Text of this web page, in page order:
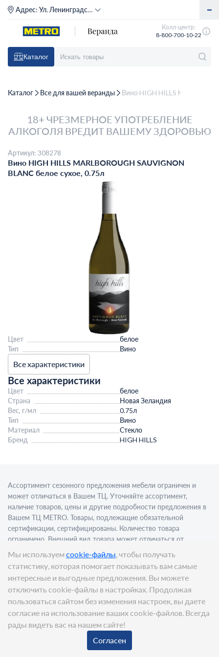
Адрес: Ул. Ленинградское шоссе, д. 71Г (м. Речной вокзал)
Колл-центр:
8-800-700-10-22
Каталог
Корзина
Каталог Все для вашей веранды Вино HIGH HILLS
18+ ЧРЕЗМЕРНОЕ УПОТРЕБЛЕНИЕ
АЛКОГОЛЯ ВРЕДИТ ВАШЕМУ ЗДОРОВЬЮ
Артикул: 308278
Вино HIGH HILLS MARLBOROUGH SAUVIGNON
BLANC белое сухое, 0.75л
Цвет
белое
Тип
Вино
Все характеристики
Все характеристики
Цвет
белое
Страна
Новая Зеландия
Вес, г/мл
0.75л
Тип
Вино
Материал
Стекло
Бренд
HIGH HILLS
Цена: 1 259
Ассортимент сезонного предложения мебели ограничен и
может отличаться в Вашем ТЦ. Уточняйте ассортимент,
наличие товаров, цены и другие подробности предложения в
Вашем ТЦ МЕТRО. Товары, подлежащие обязательной
сертификации, сертифицированы. Количество товара
ограничено. Внешний вид товара может отличаться от
изображения в рекламном материале. Для приобретения
алкогольной продукции для последующей реализации
требуется алкогольная лицензия. Представлен пример
сервировки в стационарном торговом объекте.
© METRO Cash and Carry Russia, 2026
Мы используем cookie-файлы, чтобы получать
статистику, которая помогает показывать вам самые
интересные и выгодные предложения. Вы можете
отключить cookie-файлы в настройках. Продолжая
пользоваться сайтом без изменения настроек, вы даете
согласие на использование ваших cookie-файлов. Всегда
рады видеть вас на нашем сайте!
Согласен